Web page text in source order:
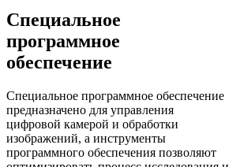
Специальное
программное
обеспечение
Специальное программное обеспечение
предназначено для управления
цифровой камерой и обработки
изображений, а инструменты
программного обеспечения позволяют